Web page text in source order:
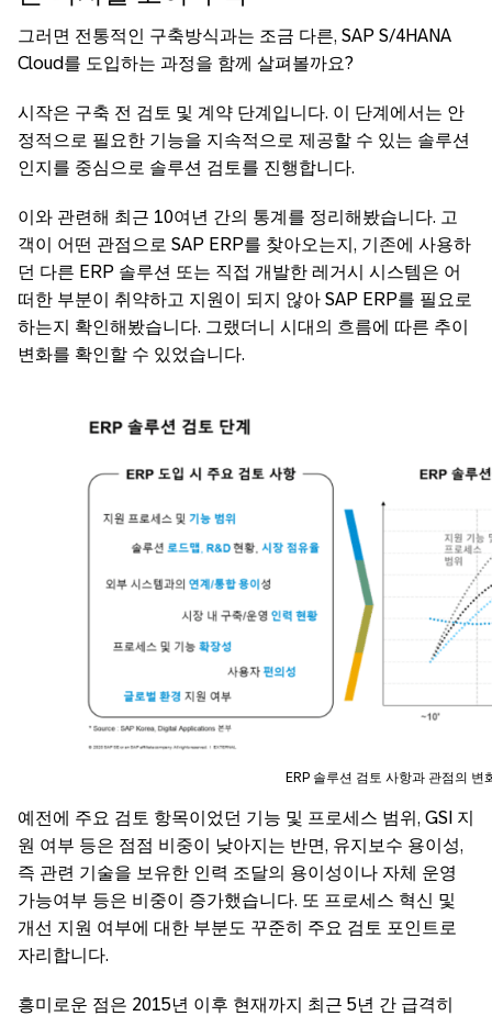
그러면 전통적인 구축방식과는 조금 다른, SAP S/4HANA
Cloud를 도입하는 과정을 함께 살펴볼까요?
시작은 구축 전 검토 및 계약 단계입니다. 이 단계에서는 안
정적으로 필요한 기능을 지속적으로 제공할 수 있는 솔루션
인지를 중심으로 솔루션 검토를 진행합니다.
이와 관련해 최근 10여년 간의 통계를 정리해봤습니다. 고
객이 어떤 관점으로 SAP ERP를 찾아오는지, 기존에 사용하
던 다른 ERP 솔루션 또는 직접 개발한 레거시 시스템은 어
떠한 부분이 취약하고 지원이 되지 않아 SAP ERP를 필요로
하는지 확인해봤습니다. 그랬더니 시대의 흐름에 따른 추이
변화를 확인할 수 있었습니다.
ERP 솔루션 검토 사항과 관점의 변
예전에 주요 검토 항목이었던 기능 및 프로세스 범위, GSI 지
원 여부 등은 점점 비중이 낮아지는 반면, 유지보수 용이성,
즉 관련 기술을 보유한 인력 조달의 용이성이나 자체 운영
가능여부 등은 비중이 증가했습니다. 또 프로세스 혁신 및
개선 지원 여부에 대한 부분도 꾸준히 주요 검토 포인트로
자리합니다.
흥미로운 점은 2015년 이후 현재까지 최근 5년 간 급격히